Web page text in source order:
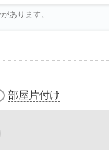
あります。
部屋片付け